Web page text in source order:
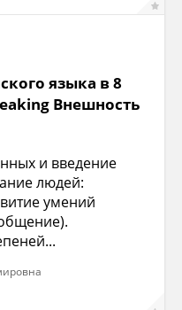
языка в 8
Внешность
и введение
людей:
умений